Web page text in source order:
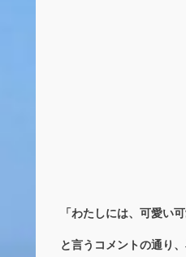
「わたしには、可愛い
と言うコメントの通り